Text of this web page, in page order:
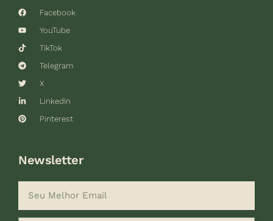
Facebook
YouTube
TikTok
Telegram
X
LinkedIn
Pinterest
Newsletter